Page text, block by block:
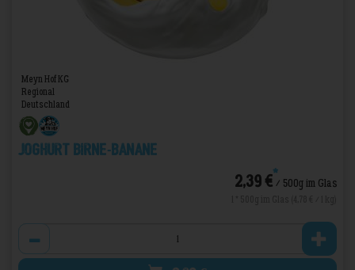
Meyn Hof KG
Regional
Deutschland
Joghurt Birne-Banane
2,39 €*/ 500g im Glas